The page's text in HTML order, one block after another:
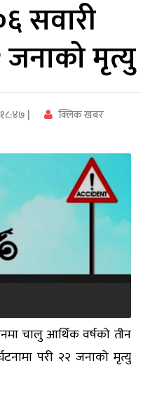
सवारी
जनाको मृत्यु
| क्लिक खबर
चालु आर्थिक वर्षको तीन
परी २२ जनाको मृत्यु